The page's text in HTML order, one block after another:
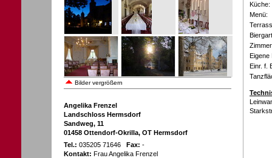
Bilder vergrößern
Angelika Frenzel
Landschloss Hermsdorf
Sandweg, 11
01458 Ottendorf-Okrilla, OT Hermsdorf
Tel.: 035205 71646 Fax: -
Kontakt: Frau Angelika Frenzel
Küche:
Menü:
Eigene
Einr. f.